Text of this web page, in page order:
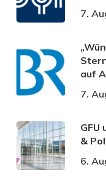
7.
auf
7.
GFU
&
6.